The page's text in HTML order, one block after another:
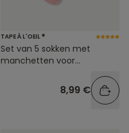
TAPE À L'OEIL ®
Set van 5 sokken met
manchetten voor
8,99 €